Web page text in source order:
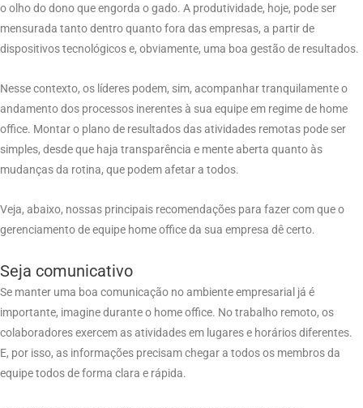
o olho do dono que engorda o gado. A produtividade, hoje, pode ser
mensurada tanto dentro quanto fora das empresas, a partir de
dispositivos tecnológicos e, obviamente, uma boa gestão de resultados.
Nesse contexto, os líderes podem, sim, acompanhar tranquilamente o
andamento dos processos inerentes à sua equipe em regime de home
office. Montar o plano de resultados das atividades remotas pode ser
simples, desde que haja transparência e mente aberta quanto às
mudanças da rotina, que podem afetar a todos.
Veja, abaixo, nossas principais recomendações para fazer com que o
gerenciamento de equipe home office da sua empresa dê certo.
Seja comunicativo
Se manter uma boa comunicação no ambiente empresarial já é
importante, imagine durante o home office. No trabalho remoto, os
colaboradores exercem as atividades em lugares e horários diferentes.
E, por isso, as informações precisam chegar a todos os membros da
equipe todos de forma clara e rápida.